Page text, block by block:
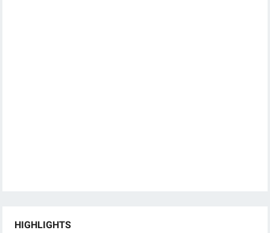
HIGHLIGHTS